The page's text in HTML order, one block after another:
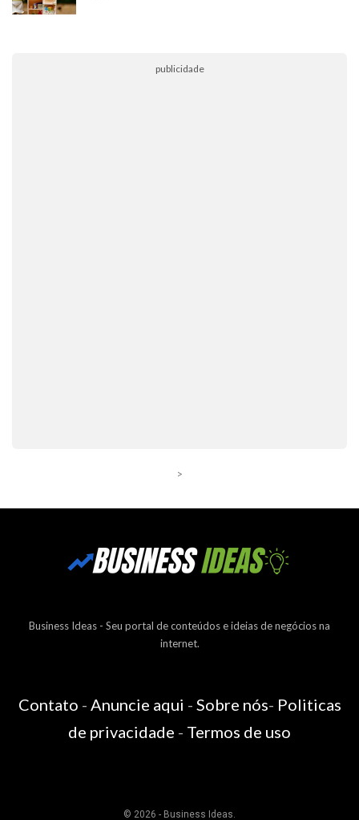
publicidade
>
Business Ideas - Seu portal de conteúdos e ideias de negócios na
internet.
Contato - Anuncie aqui - Sobre nós- Politicas
de privacidade - Termos de uso
© 2026 - Business Ideas.